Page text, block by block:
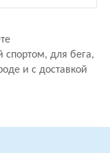
спортом, для бега,
и с доставкой